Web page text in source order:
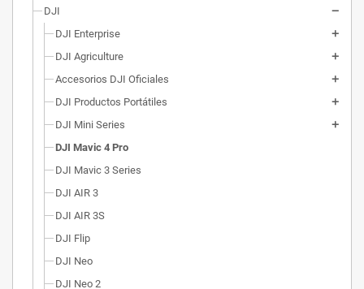
DJI
DJI Enterprise
DJI Agriculture
Accesorios DJI Oficiales
DJI Productos Portátiles
DJI Mini Series
DJI Mavic 4 Pro
DJI Mavic 3 Series
DJI AIR 3
DJI AIR 3S
DJI Flip
DJI Neo
DJI Neo 2